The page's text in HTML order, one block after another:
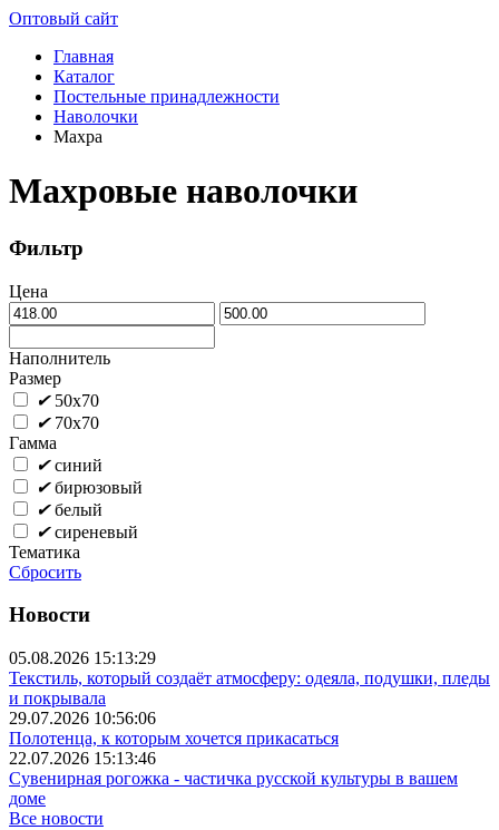
Оптовый сайт
Главная
Каталог
Постельные принадлежности
Наволочки
Махра
Махровые наволочки
Фильтр
Цена
Наполнитель
Размер
✔ 50х70
✔ 70х70
Гамма
✔ синий
✔ бирюзовый
✔ белый
✔ сиреневый
Тематика
Сбросить
Новости
05.08.2026 15:13:29
Текстиль, который создаёт атмосферу: одеяла, подушки, пледы
и покрывала
29.07.2026 10:56:06
Полотенца, к которым хочется прикасаться
22.07.2026 15:13:46
Сувенирная рогожка - частичка русской культуры в вашем
доме
Все новости